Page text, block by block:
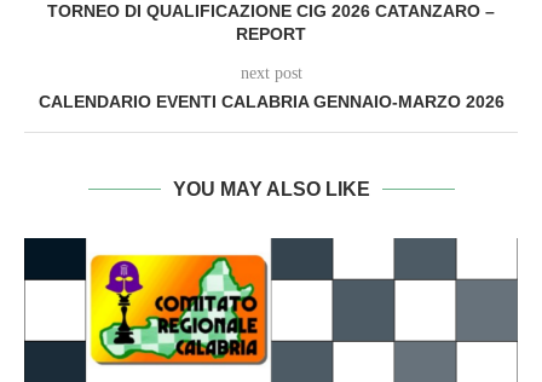
TORNEO DI QUALIFICAZIONE CIG 2026 CATANZARO –
REPORT
next post
CALENDARIO EVENTI CALABRIA GENNAIO-MARZO 2026
YOU MAY ALSO LIKE